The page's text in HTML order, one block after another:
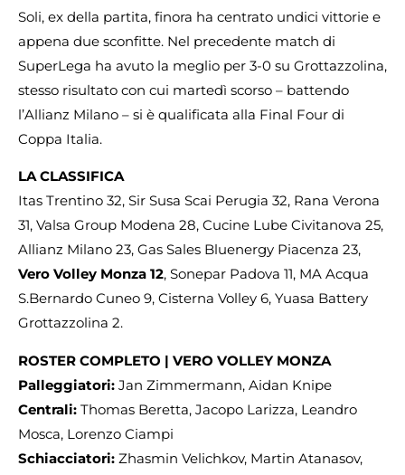
Soli, ex della partita, finora ha centrato undici vittorie e
appena due sconfitte. Nel precedente match di
SuperLega ha avuto la meglio per 3-0 su Grottazzolina,
stesso risultato con cui martedì scorso – battendo
l’Allianz Milano – si è qualificata alla Final Four di
Coppa Italia.
LA CLASSIFICA
Itas Trentino 32, Sir Susa Scai Perugia 32, Rana Verona
31, Valsa Group Modena 28, Cucine Lube Civitanova 25,
Allianz Milano 23, Gas Sales Bluenergy Piacenza 23,
Vero Volley Monza 12, Sonepar Padova 11, MA Acqua
S.Bernardo Cuneo 9, Cisterna Volley 6, Yuasa Battery
Grottazzolina 2.
ROSTER COMPLETO | VERO VOLLEY MONZA
Palleggiatori: Jan Zimmermann, Aidan Knipe
Centrali: Thomas Beretta, Jacopo Larizza, Leandro
Mosca, Lorenzo Ciampi
Schiacciatori: Zhasmin Velichkov, Martin Atanasov,